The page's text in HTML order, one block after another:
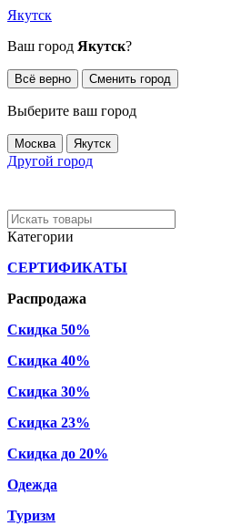
Якутск
Ваш город Якутск?
Всё верно Сменить город
Выберите ваш город
Москва Якутск
Другой город
Категории
СЕРТИФИКАТЫ
Распродажа
Скидка 50%
Скидка 40%
Скидка 30%
Скидка 23%
Скидка до 20%
Одежда
Туризм